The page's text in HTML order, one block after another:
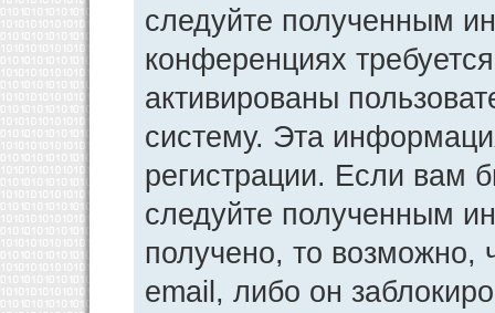
следуйте полученным
конференциях
активированы
систему. Эта
регистрации. Если вам
следуйте полученным
получено, то возможно,
email, либо он